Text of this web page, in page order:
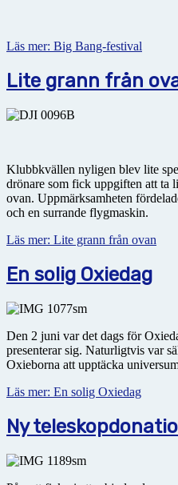
Läs mer: Big Bang-festival
Lite grann från
Klubbkvällen nyligen blev lite
drönare som fick uppgiften att ta
ovan. Uppmärksamheten
och en surrande flygmaskin.
Läs mer: Lite grann från ovan
En solig Oxiedag
Den 2 juni var det dags för
presenterar sig. Naturligtvis var
Oxieborna att upptäcka
Läs mer: En solig Oxiedag
Ny